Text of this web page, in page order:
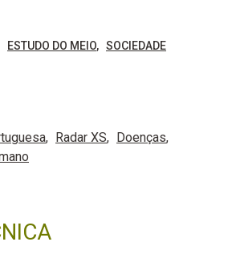
ESTUDO DO MEIO SOCIEDADE
Radar XS
Doenças